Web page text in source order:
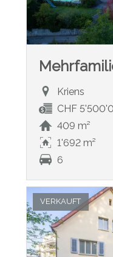
Kriens
CHF
409 m²
1'692 m²
6
VERKAUFT